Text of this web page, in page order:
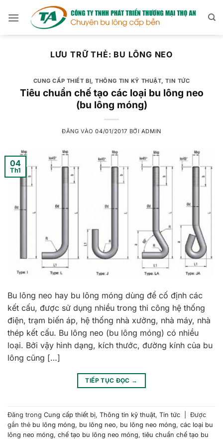
qua
LƯU TRỮ THẺ: BU LÔNG NEO
CUNG CẤP THIẾT BỊ,THÔNG TIN KỸ THUẬT,TIN TỨC
Tiêu chuẩn chế tạo các loại bu lông neo
(bu lông móng)
ĐĂNG VÀO04/01/2017 BỞI ADMIN
04
Th1
Bu lông neo hay bu lông móng dùng để cố định các
kết cấu, được sử dụng nhiều trong thi công hệ thống
điện, trạm biến áp, hệ thống nhà xưởng, nhà máy, nhà
thép kết cấu. Bu lông neo (bu lông móng) có nhiều
loại. Bởi vậy hình dạng, kích thước, đường kính của bu
lông cũng […]
TIẾP TỤC ĐỌC →
Đăng trong Cung cấp thiết bị, Thông tin kỹ thuật, Tin tức
Được
gắn thẻ bu lông móng, bu lông neo, bu lông neo móng, các loại bu
lông neo móng, chế tạo bu lông neo móng, tiêu chuẩn chế tạo bu